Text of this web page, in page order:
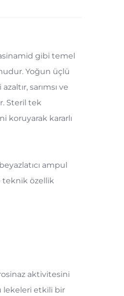
gibi temel
Yoğun üçlü
sarımsı ve
Steril tek
koruyarak kararlı
ampul
teknik özellik
aktivitesini
lekeleri etkili bir